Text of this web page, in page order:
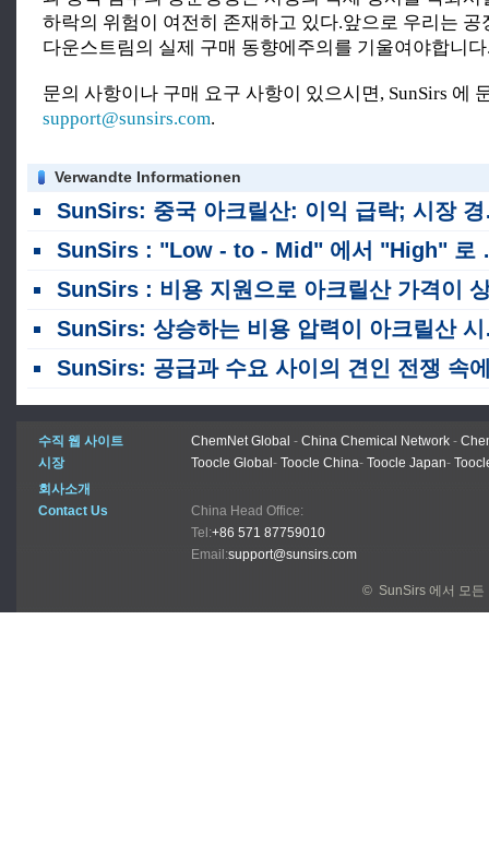
하락의 위험이 여전히 존재하고 있다.앞으로 우리는 공
다운스트림의 실제 구매 동향에주의를 기울여야합니
문의 사항이나 구매 요구 사항이 있으시면, SunSirs 에
support@sunsirs.com.
Verwandte Informationen
SunSirs: 중국 아크릴산: 이익 급락; 시장 경험 비용 및 공급 - 수요 역동성 가운데 광범위한 변동
SunSirs : "Low - to - Mid" 에서 "High" 로 반등한 후, 현재의 아크릴산 릴리 뒤에있는 모멘텀은 다 떨어졌습니까?
SunSirs : 비용 지원으로 아크릴산 가격이 상승하고 시장은 고위 수준으로 정체되어 통합 시기로 접어들었습니
SunSirs: 상승하는 비용 압력이 아크릴산 시장에서 확고한 추세를 이끌었습니다.
SunSirs: 공급과 수요 사이의 견인 전쟁 속에서, 아크릴산 시장은 변동하고 통합되었습니
수직 웹 사이트 ChemNet Global - China Chemical Network -
시장
Toocle Global - Toocle China- Toocle Japan-
회사소개
Contact Us
China Head Office:
Tel:+86 571 87759010
Email:support@sunsirs.com
© SunSirs 에서 모